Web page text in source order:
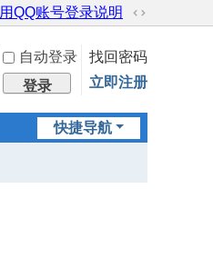
用QQ账号登录说明
切
到
宽
版
自动登录
找回密码
登录 立即注册
快捷导航